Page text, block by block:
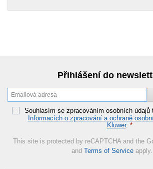
Přihlášení do
Souhlasím se zpracováním osobních údajů
Informacích o zpracování a ochraně
Kluwer. *
This site is protected by reCAPTCHA and the
and Terms of Service apply.